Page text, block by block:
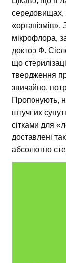
середовищах,
мікрофлора,
доктор Ф.
що
твердження
звичайно,
Пропонують,
штучних
сітками для
доставлені
абсолютно